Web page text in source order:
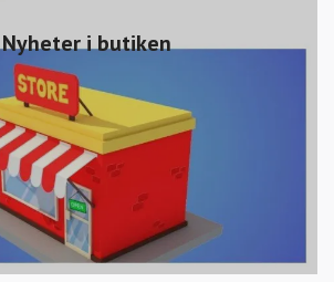
Nyheter i butiken